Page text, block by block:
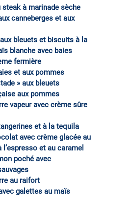
steak à marinade sèche
canneberges et aux
bleuets et biscuits à la
blanche avec baies
fermière
et aux pommes
» aux bleuets
aux pommes
vapeur avec crème sûre
et à la tequila
avec crème glacée au
et au caramel
poché avec
au raifort
galettes au maïs